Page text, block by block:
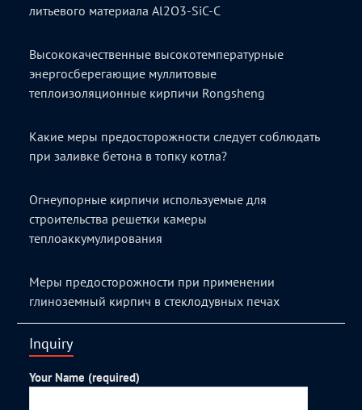
литьевого материала Al2O3-SiC-C
Высококачественные высокотемпературные
энергосберегающие муллитовые
теплоизоляционные кирпичи Rongsheng
Какие меры предосторожности следует соблюдать
при заливке бетона в топку котла?
Огнеупорные кирпичи используемые для
строительства решетки камеры
теплоаккумулирования
Меры предосторожности при применении
глиноземный кирпич в стеклодувных печах
Inquiry
Your Name (required)